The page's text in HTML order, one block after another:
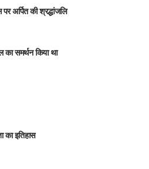
अर्पित की श्रद्धांजलि
समर्थन किया था
का इतिहास